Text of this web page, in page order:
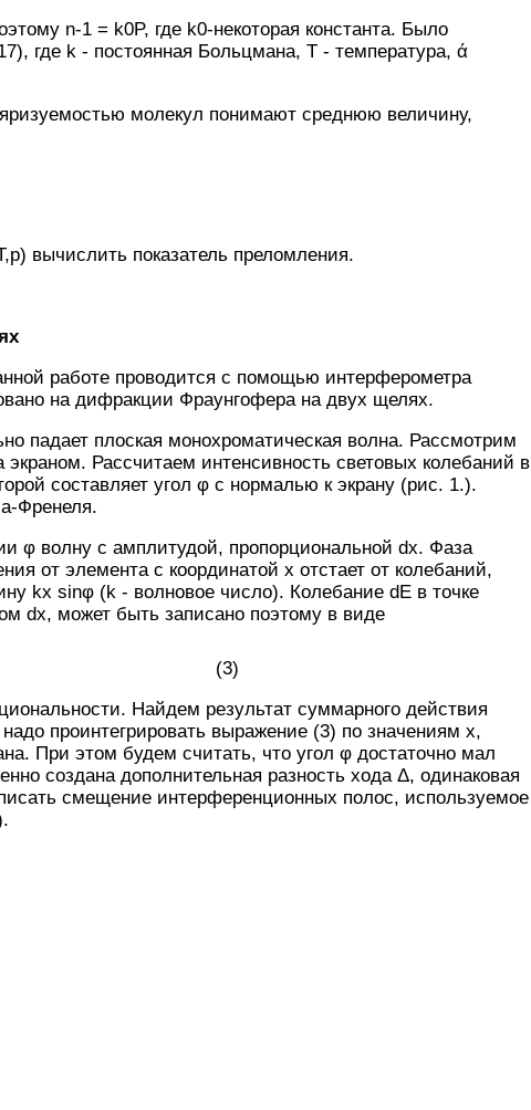
n-1 = k0P, где k0-некоторая константа. Было
где k - постоянная Больцмана, Т - температура, ά
молекул понимают среднюю величину,
вычислить показатель преломления.
работе проводится с помощью интерферометра
на дифракции Фраунгофера на двух щелях.
падает плоская монохроматическая волна. Рассмотрим
Рассчитаем интенсивность световых колебаний в
составляет угол φ с нормалью к экрану (рис. 1.).
Френеля.
φ волну с амплитудой, пропорциональной dx. Фаза
от элемента с координатой х отстает от колебаний,
kх sinφ (k - волновое число). Колебание dE в точке
dx, может быть записано поэтому в виде
Найдем результат суммарного действия
проинтегрировать выражение (3) по значениям х,
При этом будем считать, что угол φ достаточно мал
создана дополнительная разность хода Δ, одинаковая
смещение интерференционных полос, используемое